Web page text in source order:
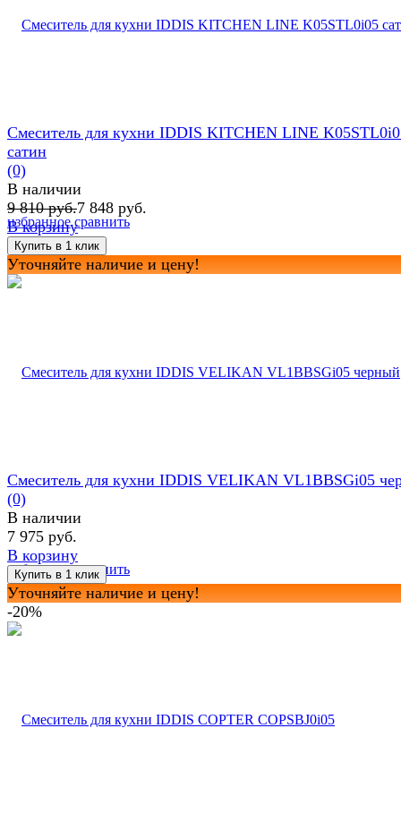
избранное сравнить
Смеситель для кухни IDDIS KITCHEN LINE
сатин
(0)
В наличии
9 810 руб.7 848 руб.
В корзину
Уточняйте наличие и цену!
избранное сравнить
Смеситель для кухни IDDIS VELIKAN VL1BBSGi05
(0)
В наличии
7 975 руб.
В корзину
Уточняйте наличие и цену!
-20%